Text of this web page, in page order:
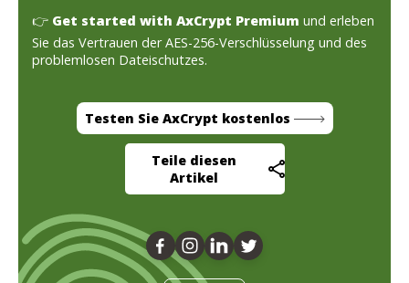
👉 Get started with AxCrypt Premium und erleben
Sie das Vertrauen der AES-256-Verschlüsselung und des
problemlosen Dateischutzes.
Testen Sie AxCrypt kostenlos
Teile diesen
Artikel